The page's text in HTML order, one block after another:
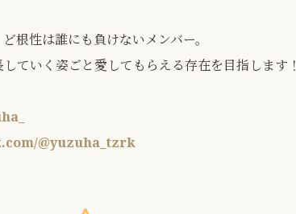
根性は誰にも負けないメンバー。
ていく姿ごと愛してもらえる存在を目指します！
@yuzuha_tzrk